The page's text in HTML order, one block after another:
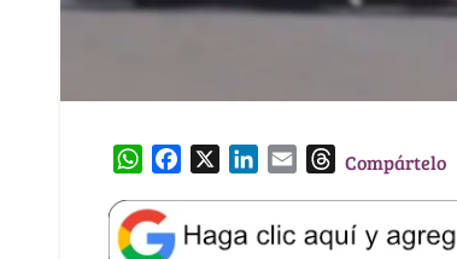
W
a
t
e
k
T
e
Compártelo